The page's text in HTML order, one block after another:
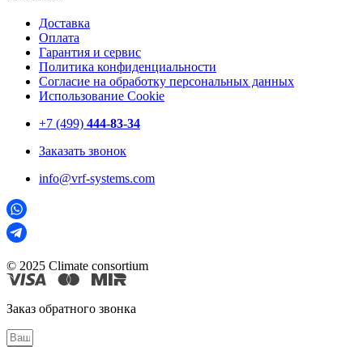
Доставка
Оплата
Гарантия и сервис
Политика конфиденциальности
Согласие на обработку персональных данных
Использование Cookie
+7 (499) 444-83-34
Заказать звонок
info@vrf-systems.com
© 2025 Climate consortium
Заказ обратного звонка